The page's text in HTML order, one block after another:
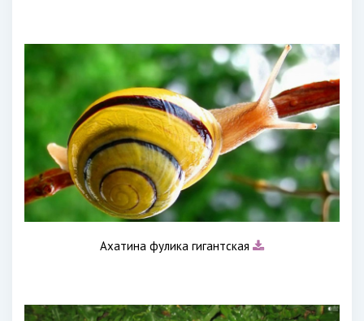
Ахатина фулика гигантская